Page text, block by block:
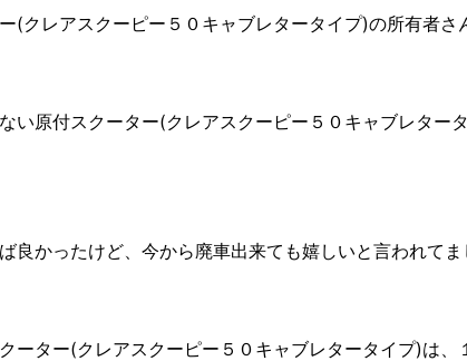
(クレアスクーピー５０キャブレタータイプ)の所有者さ
い原付スクーター(クレアスクーピー５０キャブレター
良かったけど、今から廃車出来ても嬉しいと言われてま
ーター(クレアスクーピー５０キャブレタータイプ)は、